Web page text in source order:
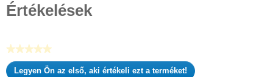
elérhető
Értékelések
★★★★★
Nincs
értékelési
Legyen Ön az első, aki értékeli ezt a terméket!